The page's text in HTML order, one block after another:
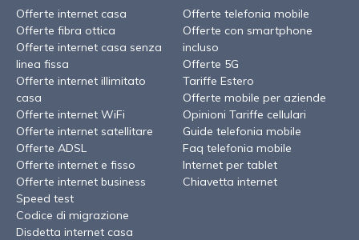
Offerte internet casa
Offerte fibra ottica
Offerte internet casa senza
linea fissa
Offerte internet illimitato
casa
Offerte internet WiFi
Offerte internet satellitare
Offerte ADSL
Offerte internet e fisso
Offerte internet business
Speed test
Codice di migrazione
Disdetta internet casa
Offerte telefonia mobile
Offerte con smartphone
incluso
Offerte 5G
Tariffe Estero
Offerte mobile per aziende
Opinioni Tariffe cellulari
Guide telefonia mobile
Faq telefonia mobile
Internet per tablet
Chiavetta internet